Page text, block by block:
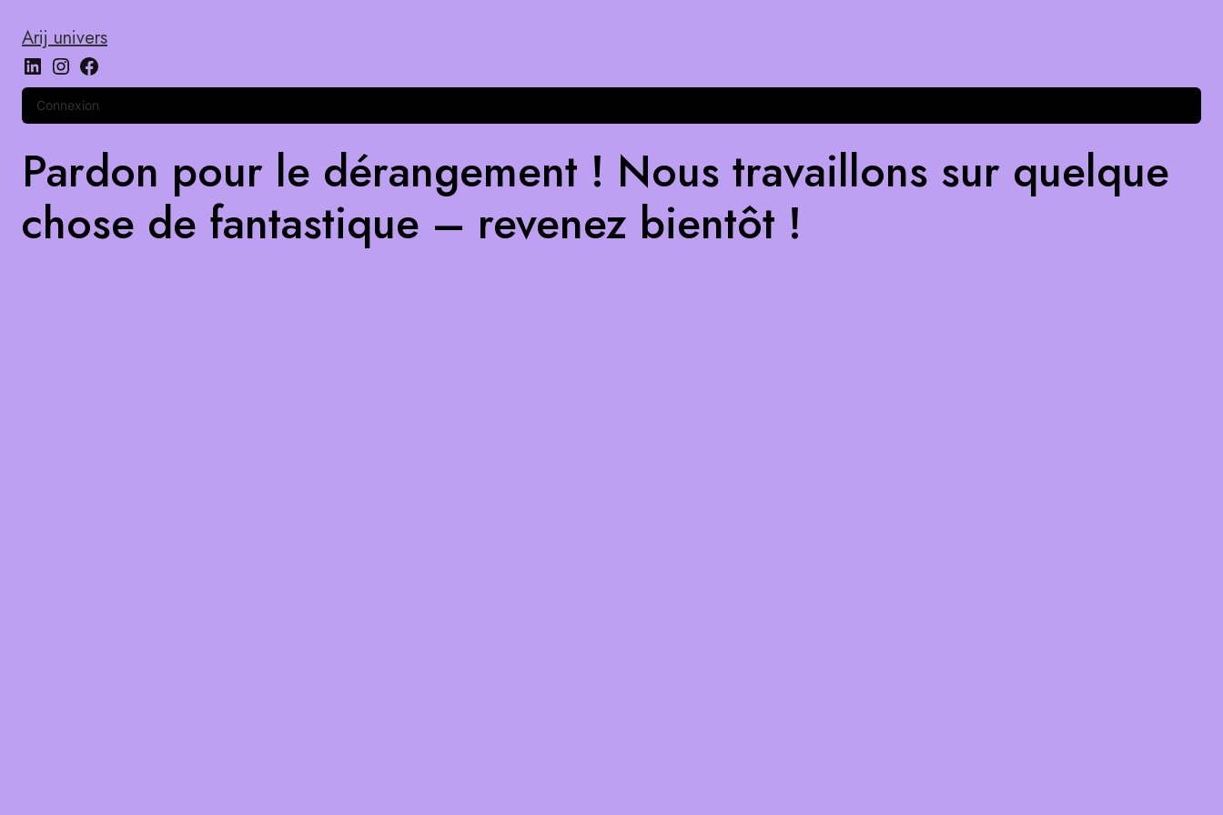
Arij univers
Connexion
Pardon pour le dérangement ! Nous travaillons sur quelque
chose de fantastique – revenez bientôt !